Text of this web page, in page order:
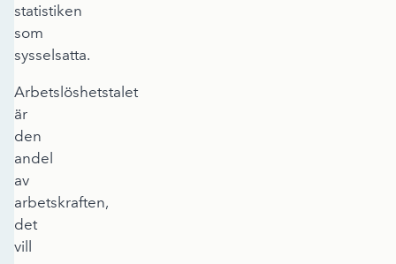
statistiken
som
sysselsatta.
Arbetslöshetstalet
är
den
andel
av
arbetskraften,
det
vill